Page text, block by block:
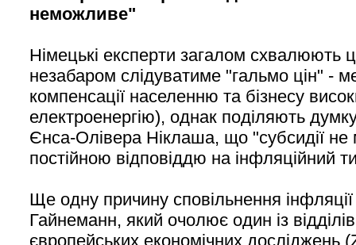
неможливе"
Німецькі експерти загалом схвалюють
незабаром слідуватиме "гальмо цін" -
компенсації населенню та бізнесу
електроенергію), однак поділяють
Єнса-Олівера Ніклаша, що "субсидії не
постійною відповіддю на інфляційний
Ще одну причину сповільнення
Гайнеманн, який очолює один із
європейських економічних досліджень